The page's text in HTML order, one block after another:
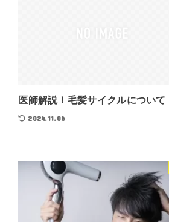
医師解説！毛髪サイクルについて
2024.11.06